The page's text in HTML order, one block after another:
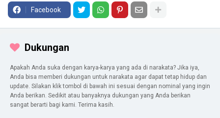
Facebook
Dukungan
Apakah Anda suka dengan karya-karya yang ada di narakata? Jika iya,
Anda bisa memberi dukungan untuk narakata agar dapat tetap hidup dan
update. Silakan klik tombol di bawah ini sesuai dengan nominal yang ingin
Anda berikan. Sedikit atau banyaknya dukungan yang Anda berikan
sangat berarti bagi kami. Terima kasih.